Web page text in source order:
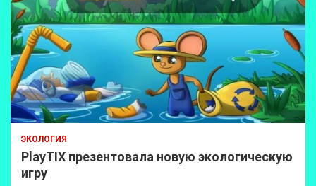
ЭКОЛОГИЯ
PlayTIX презентовала новую экологическую
игру